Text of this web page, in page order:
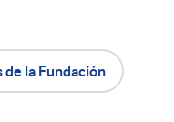
de la Fundación